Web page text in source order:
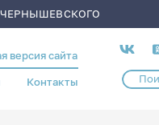
версия сайта
Контакты
сети